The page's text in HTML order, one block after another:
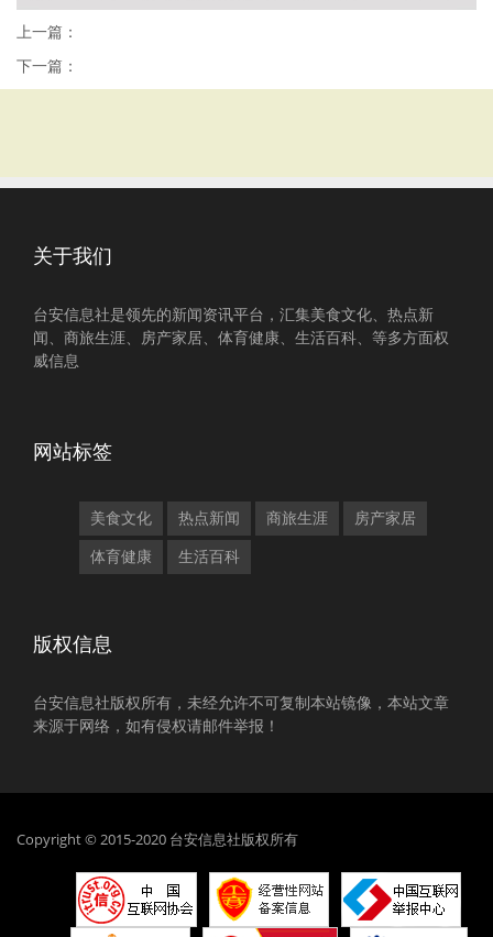
上一篇：
下一篇：
关于我们
台安信息社是领先的新闻资讯平台，汇集美食文化、热点新
闻、商旅生涯、房产家居、体育健康、生活百科、等多方面权
威信息
网站标签
美食文化 热点新闻 商旅生涯 房产家居
体育健康 生活百科
版权信息
台安信息社版权所有，未经允许不可复制本站镜像，本站文章
来源于网络，如有侵权请邮件举报！
Copyright © 2015-2020 台安信息社版权所有